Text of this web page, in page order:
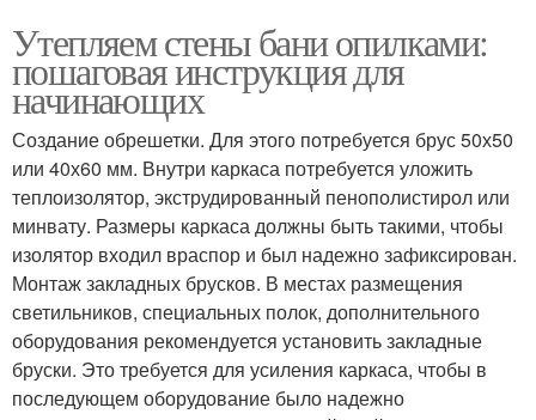
Утепляем стены бани опилками:
пошаговая инструкция для
начинающих
Создание обрешетки. Для этого потребуется брус 50х50
или 40х60 мм. Внутри каркаса потребуется уложить
теплоизолятор, экструдированный пенополистирол или
минвату. Размеры каркаса должны быть такими, чтобы
изолятор входил враспор и был надежно зафиксирован.
Монтаж закладных брусков. В местах размещения
светильников, специальных полок, дополнительного
оборудования рекомендуется установить закладные
бруски. Это требуется для усиления каркаса, чтобы в
последующем оборудование было надежно